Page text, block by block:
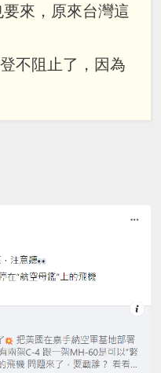
來，原來台灣這
不阻止了，因為